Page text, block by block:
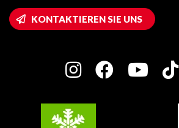
Wifi-Zugang
Haus der Eigentümer
Charta der Engagierten Akteure
Plagne 1800
Plagne Villages
KONTAKTIEREN SIE UNS